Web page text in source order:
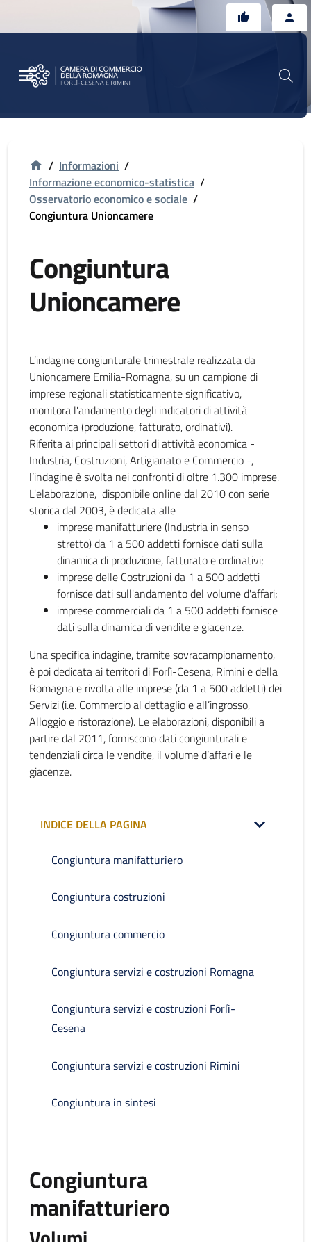
/ Informazioni /
Informazione economico-statistica /
Osservatorio economico e sociale /
Congiuntura Unioncamere
Congiuntura
Unioncamere
L’indagine congiunturale trimestrale realizzata da
Unioncamere Emilia-Romagna, su un campione di
imprese regionali statisticamente significativo,
monitora l'andamento degli indicatori di attività
economica (produzione, fatturato, ordinativi).
Riferita ai principali settori di attività economica -
Industria, Costruzioni, Artigianato e Commercio -,
l’indagine è svolta nei confronti di oltre 1.300 imprese.
L'elaborazione, disponibile online dal 2010 con serie
storica dal 2003, è dedicata alle
imprese manifatturiere (Industria in senso
stretto) da 1 a 500 addetti fornisce dati sulla
dinamica di produzione, fatturato e ordinativi;
imprese delle Costruzioni da 1 a 500 addetti
fornisce dati sull'andamento del volume d'affari;
imprese commerciali da 1 a 500 addetti fornisce
dati sulla dinamica di vendite e giacenze.
Una specifica indagine, tramite sovracampionamento,
è poi dedicata ai territori di Forlì-Cesena, Rimini e della
Romagna e rivolta alle imprese (da 1 a 500 addetti) dei
Servizi (i.e. Commercio al dettaglio e all’ingrosso,
Alloggio e ristorazione). Le elaborazioni, disponibili a
partire dal 2011, forniscono dati congiunturali e
tendenziali circa le vendite, il volume d’affari e le
giacenze.
INDICE DELLA PAGINA
Congiuntura manifatturiero
Congiuntura costruzioni
Congiuntura commercio
Congiuntura servizi e costruzioni Romagna
Congiuntura servizi e costruzioni Forlì-
Cesena
Congiuntura servizi e costruzioni Rimini
Congiuntura in sintesi
Congiuntura
manifatturiero